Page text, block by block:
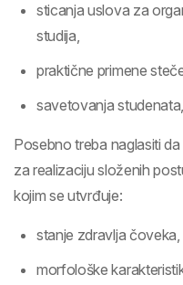
sticanja uslova za
studija,
praktične primene
savetovanja
Posebno treba naglasiti
za realizaciju složenih
kojim se utvrđuje:
stanje zdravlja čoveka,
morfološke